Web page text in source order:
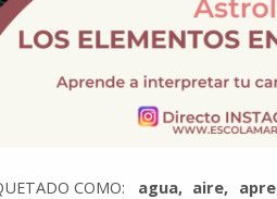
COMO: agua aire